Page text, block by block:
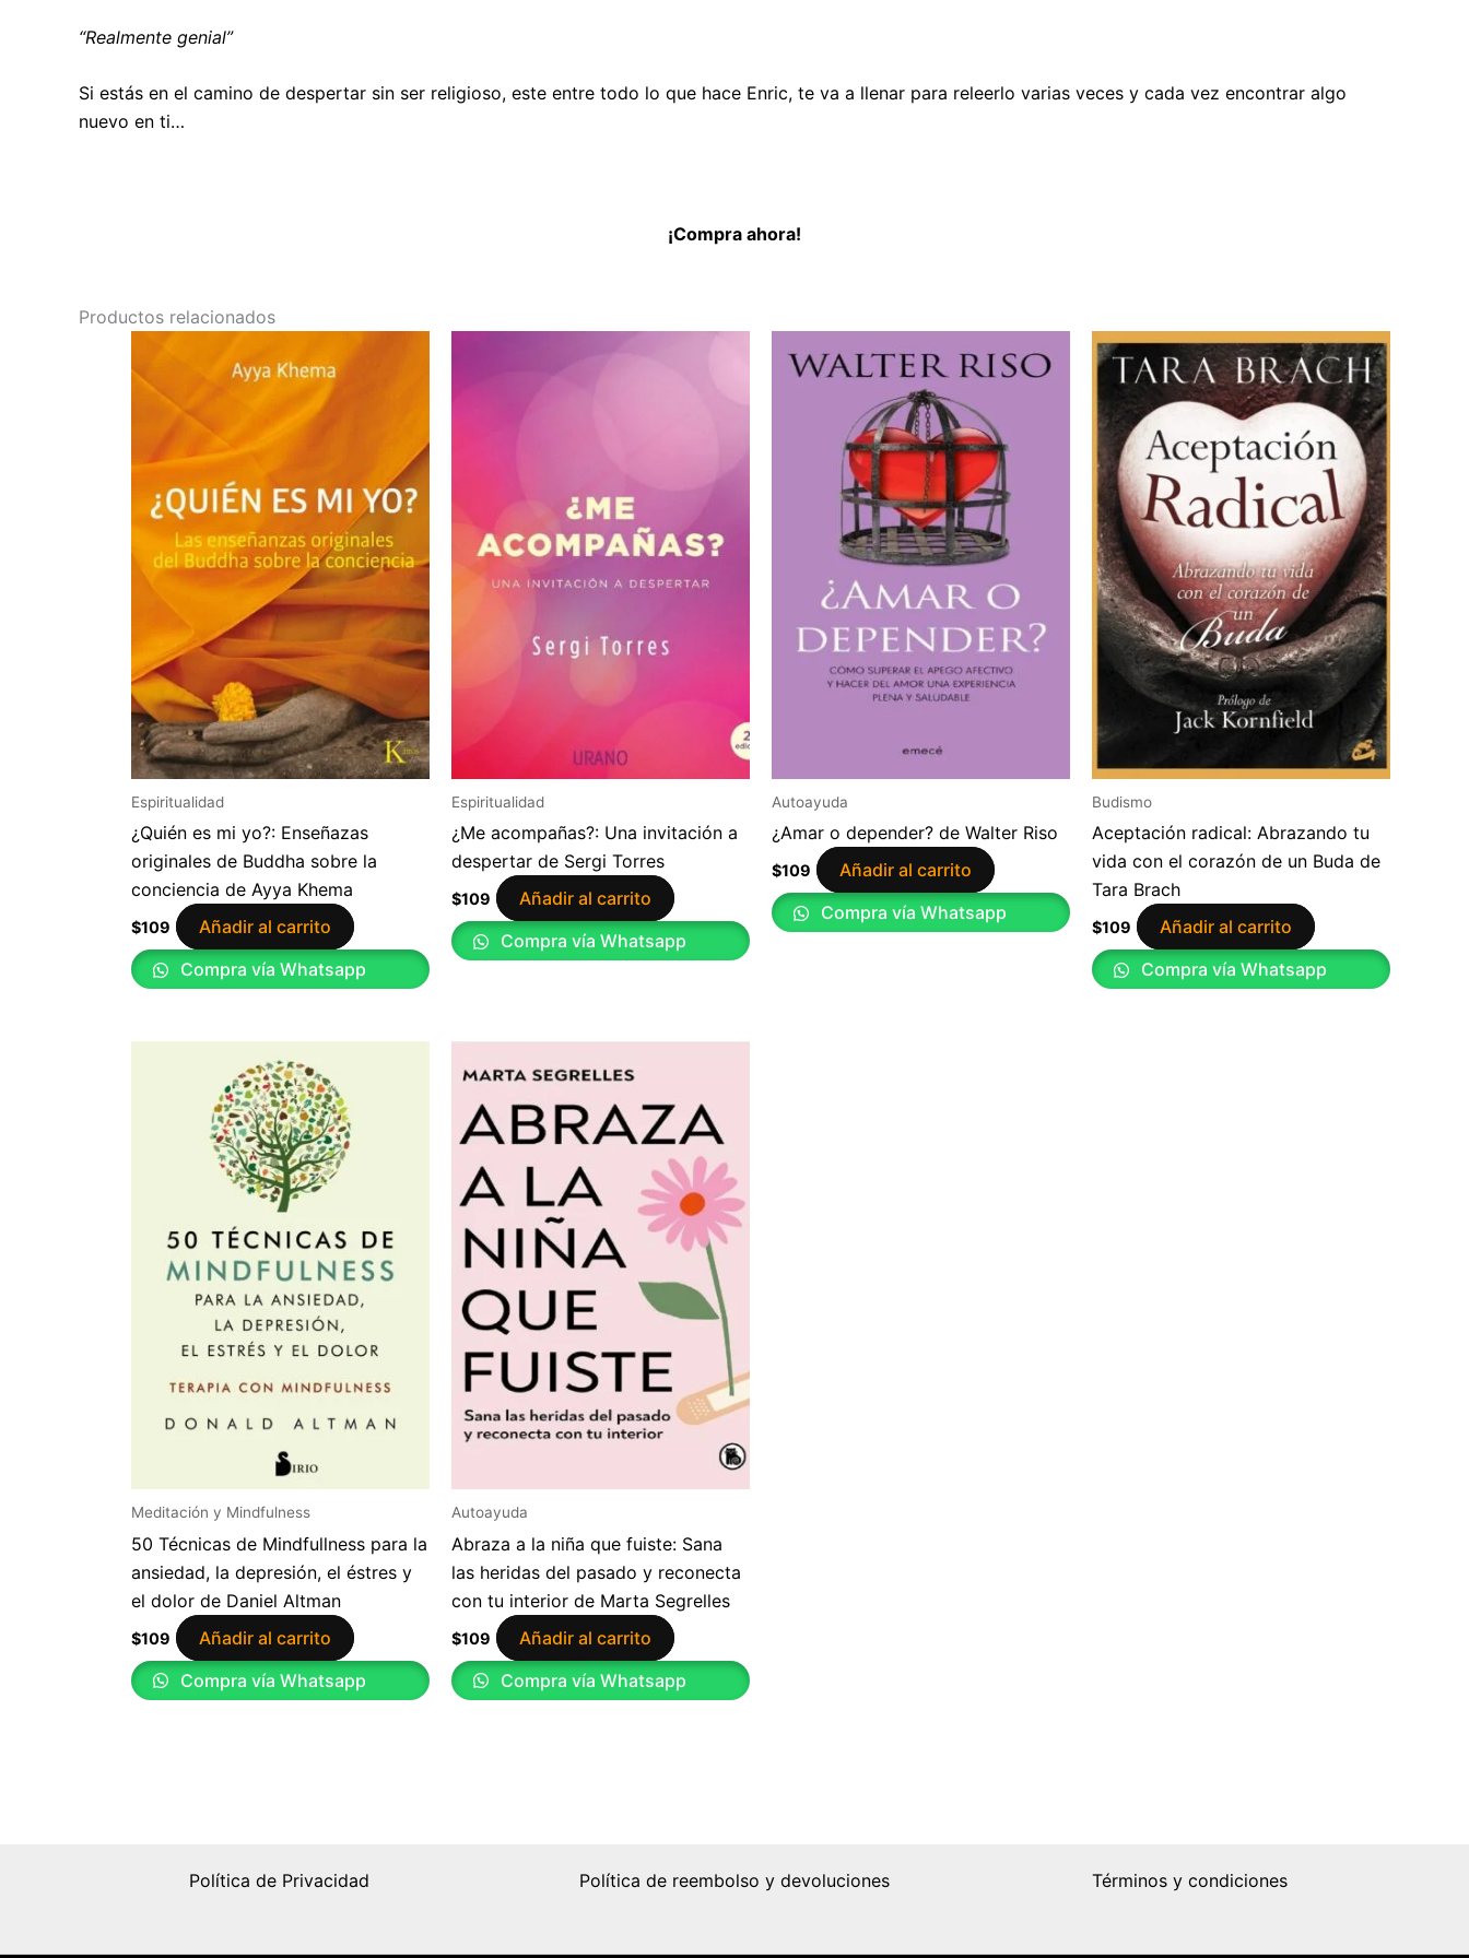
“Realmente genial”
Si estás en el camino de despertar sin ser religioso, este entre todo lo que hace Enric, te va a llenar para releerlo varias veces y cada vez encontrar algo
nuevo en ti…
¡Compra ahora!
Productos relacionados
Espiritualidad
¿Quién es mi yo?: Enseñazas
originales de Buddha sobre la
conciencia de Ayya Khema
$109
Añadir al carrito
Compra vía Whatsapp
Espiritualidad
¿Me acompañas?: Una invitación a
despertar de Sergi Torres
$109
Añadir al carrito
Compra vía Whatsapp
Autoayuda
¿Amar o depender? de Walter Riso
$109
Añadir al carrito
Compra vía Whatsapp
Budismo
Aceptación radical: Abrazando tu
vida con el corazón de un Buda de
Tara Brach
$109
Añadir al carrito
Compra vía Whatsapp
Meditación y Mindfulness
50 Técnicas de Mindfullness para la
ansiedad, la depresión, el éstres y
el dolor de Daniel Altman
$109
Añadir al carrito
Compra vía Whatsapp
Autoayuda
Abraza a la niña que fuiste: Sana
las heridas del pasado y reconecta
con tu interior de Marta Segrelles
$109
Añadir al carrito
Compra vía Whatsapp
Política de Privacidad Política de reembolso y devoluciones Términos y condiciones